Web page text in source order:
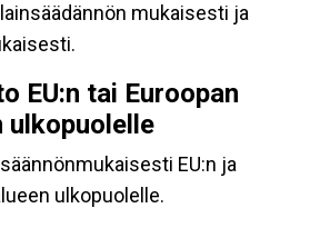
mukaisesti ja
EU:n tai Euroopan
ulkopuolelle
EU:n ja
ulkopuolelle.